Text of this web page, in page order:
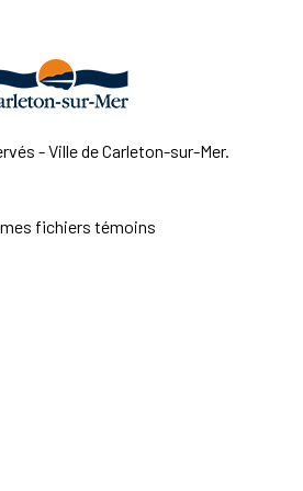
- Ville de Carleton-sur-Mer.
mes fichiers témoins